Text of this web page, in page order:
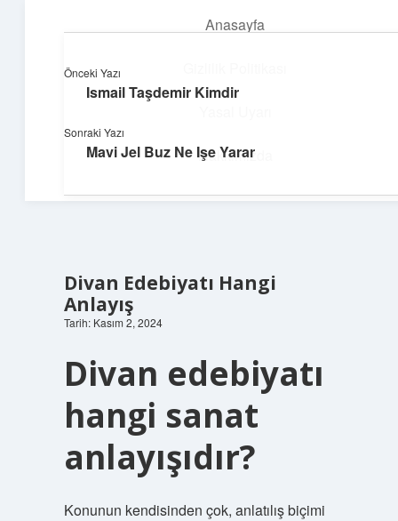
Anasayfa
Hakkımızda
Topluluk ve İlham
Divan Edebiyatı Hangi
Anlayış
Tarih: Kasım 2, 2024
Divan edebiyatı
hangi sanat
anlayışıdır?
Konunun kendisinden çok, anlatılış biçimi
Önceki Yazı
Ismail Taşdemir Kimdir
Sonraki Yazı
Mavi Jel Buz Ne Işe Yarar